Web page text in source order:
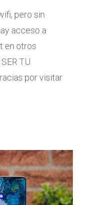
pero sin
acceso a
en otros
TU
por visitar